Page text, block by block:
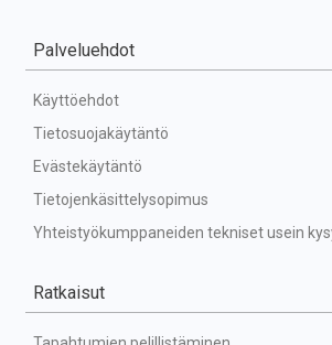
Palveluehdot
Käyttöehdot
Tietosuojakäytäntö
Evästekäytäntö
Tietojenkäsittelysopimus
Yhteistyökumppaneiden tekniset usein
Ratkaisut